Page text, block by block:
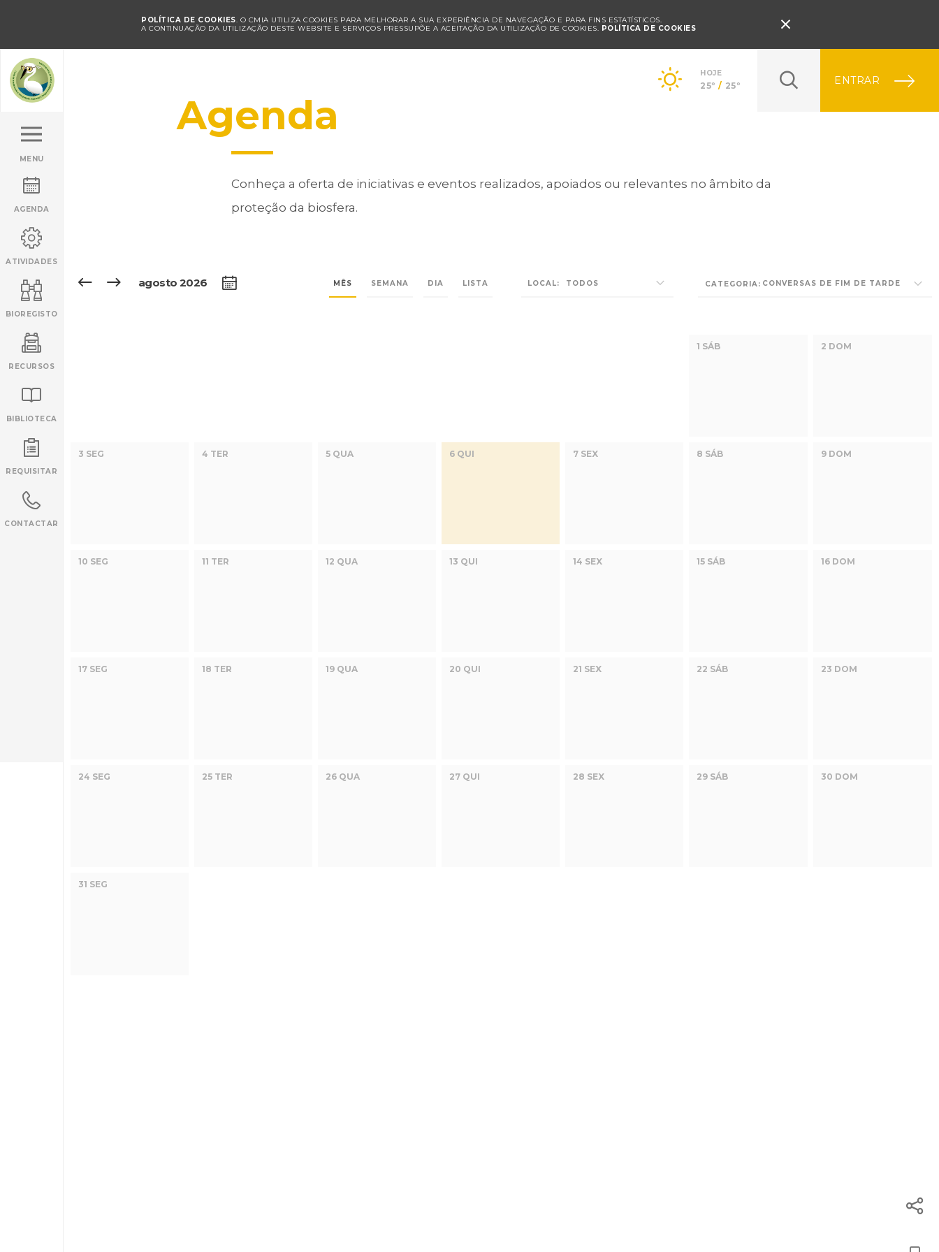
POLÍTICA DE COOKIES. O CMIA UTILIZA COOKIES PARA MELHORAR A SUA EXPERIÊNCIA DE NAVEGAÇÃO E PARA FINS ESTATÍSTICOS.
A CONTINUAÇÃO DA UTILIZAÇÃO DESTE WEBSITE E SERVIÇOS PRESSUPÕE A ACEITAÇÃO DA UTILIZAÇÃO DE COOKIES. POLÍTICA DE COOKIES 
HOJE
25º/ 25º
Pressione Enter
ENTRAR
MENU
AGENDA
ATIVIDADES
BIOREGISTO
RECURSOS
BIBLIOTECA
REQUISITAR
CONTACTAR
Agenda
Conheça a oferta de iniciativas e eventos realizados, apoiados ou relevantes no âmbito da
proteção da biosfera.
agosto 2026  LOCAL: CONVERSAS DE FIM DE TARDE
CATEGORIA:
MÊS SEMANA DIA LISTA
1 SÁB 2 DOM
3 SEG 4 TER 5 QUA 6 QUI 7 SEX 8 SÁB 9 DOM
10 SEG 11 TER 12 QUA 13 QUI 14 SEX 15 SÁB 16 DOM
17 SEG 18 TER 19 QUA 20 QUI 21 SEX 22 SÁB 23 DOM
24 SEG 25 TER 26 QUA 27 QUI 28 SEX 29 SÁB 30 DOM
31 SEG